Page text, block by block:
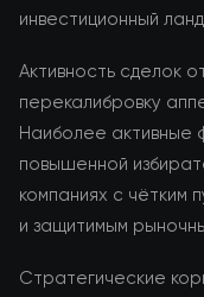
инвестиционный
Активность сделок
перекалибровку
Наиболее активные
повышенной
компаниях с чётким
и защитимым
Стратегические